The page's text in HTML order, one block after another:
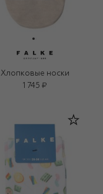
Хлопковые носки
1 745 ₽